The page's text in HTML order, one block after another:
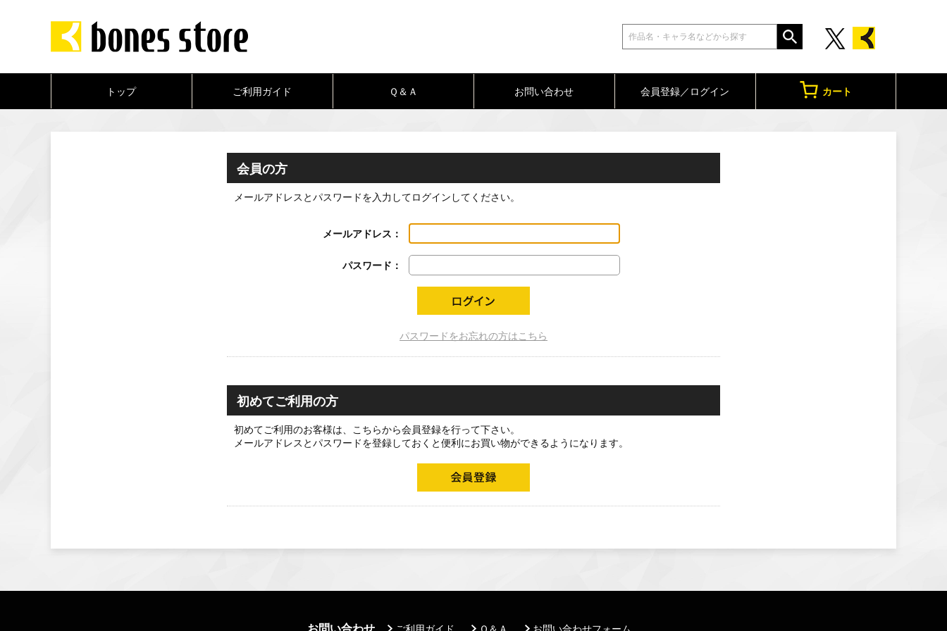
トップ ご利用ガイド Ｑ＆Ａ お問い合わせ 会員登録／ログイン カート
会員の方
メールアドレスとパスワードを入力してログインしてください。
メールアドレス：
パスワード：
パスワードをお忘れの方はこちら
初めてご利用の方
初めてご利用のお客様は、こちらから会員登録を行って下さい。
メールアドレスとパスワードを登録しておくと便利にお買い物ができるようになります。
お問い合わせ ご利用ガイド Ｑ＆Ａ お問い合わせフォーム